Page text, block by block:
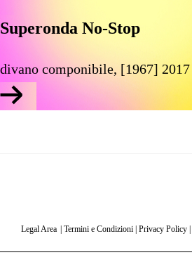
Superonda No-Stop
divano componibile, [1967] 2017
Legal Area Termini e Condizioni Privacy Policy